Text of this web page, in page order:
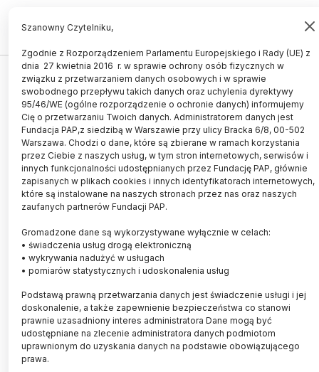
ŚWIAT
Producenci „wiecznych
chemikaliów” ukrywali informacje
o szkodliwości tych substancji dla
zdrowia
09.06.2023
aktualizacja: 09.06.2023
4 minuty czytania
Szanowny Czytelniku,
Zgodnie z Rozporządzeniem Parlamentu Europejskiego i Rady (UE) z
dnia 27 kwietnia 2016 r. w sprawie ochrony osób fizycznych w
związku z przetwarzaniem danych osobowych i w sprawie
swobodnego przepływu takich danych oraz uchylenia dyrektywy
95/46/WE (ogólne rozporządzenie o ochronie danych) informujemy
Cię o przetwarzaniu Twoich danych. Administratorem danych jest
Fundacja PAP,z siedzibą w Warszawie przy ulicy Bracka 6/8, 00-502
Warszawa. Chodzi o dane, które są zbierane w ramach korzystania
przez Ciebie z naszych usług, w tym stron internetowych, serwisów i
innych funkcjonalności udostępnianych przez Fundację PAP, głównie
zapisanych w plikach cookies i innych identyfikatorach internetowych,
które są instalowane na naszych stronach przez nas oraz naszych
zaufanych partnerów Fundacji PAP.
Gromadzone dane są wykorzystywane wyłącznie w celach:
• świadczenia usług drogą elektroniczną
• wykrywania nadużyć w usługach
• pomiarów statystycznych i udoskonalenia usług
Podstawą prawną przetwarzania danych jest świadczenie usługi i jej
doskonalenie, a także zapewnienie bezpieczeństwa co stanowi
prawnie uzasadniony interes administratora Dane mogą być
udostępniane na zlecenie administratora danych podmiotom
uprawnionym do uzyskania danych na podstawie obowiązującego
prawa.